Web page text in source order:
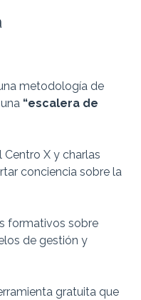
metodología de
“escalera de
Centro X y charlas
conciencia sobre la
formativos sobre
de gestión y
gratuita que